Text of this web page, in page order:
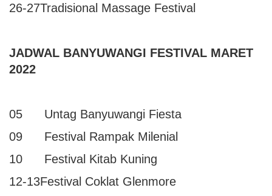
26-27Tradisional Massage Festival
JADWAL BANYUWANGI FESTIVAL MARET
2022
05 Untag Banyuwangi Fiesta
09 Festival Rampak Milenial
10 Festival Kitab Kuning
12-13Festival Coklat Glenmore